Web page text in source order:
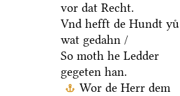
vor dat Recht.
Vnd hefft de Hundt yuͤ
wat gedahn /
So moth he Ledder
gegeten han.
Wor de Herr dem